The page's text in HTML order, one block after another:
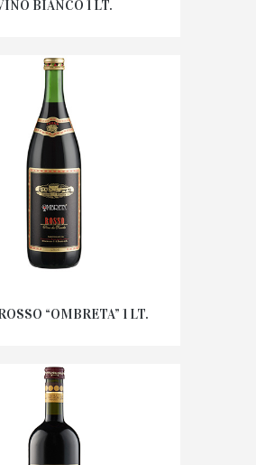
BIANCO 1 LT.
“OMBRETA” 1 LT.